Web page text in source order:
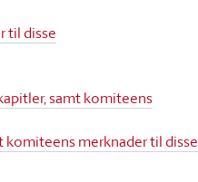
til disse
samt komiteens
komiteens merknader til disse